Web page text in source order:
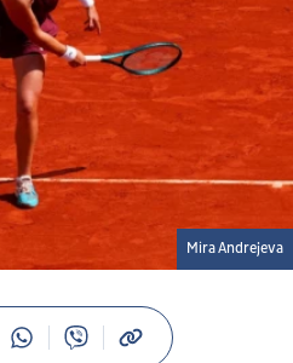
Mira Andrejeva